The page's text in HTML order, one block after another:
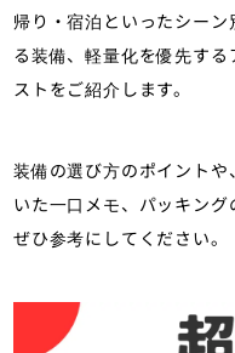
帰り・宿泊といったシー
る装備、軽量化を優先す
ストをご紹介します。
装備の選び方のポイント
いた一口メモ、パッキング
ぜひ参考にしてください。